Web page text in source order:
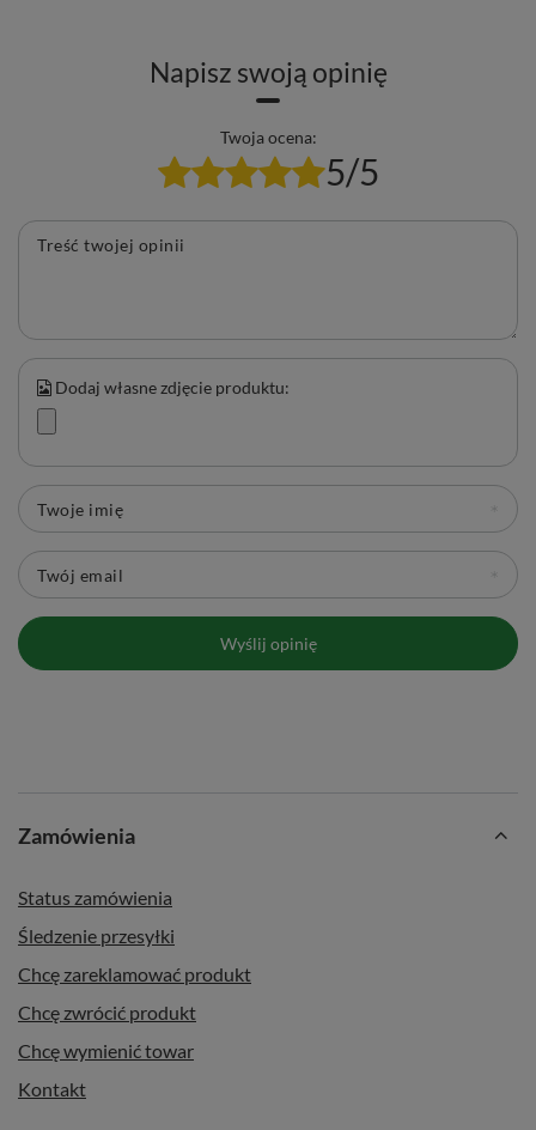
Napisz swoją opinię
Twoja ocena:
5/5
Treść twojej opinii
Dodaj własne zdjęcie produktu:
Twoje imię
Twój email
Wyślij opinię
Zamówienia
Status zamówienia
Śledzenie przesyłki
Chcę zareklamować produkt
Chcę zwrócić produkt
Chcę wymienić towar
Kontakt